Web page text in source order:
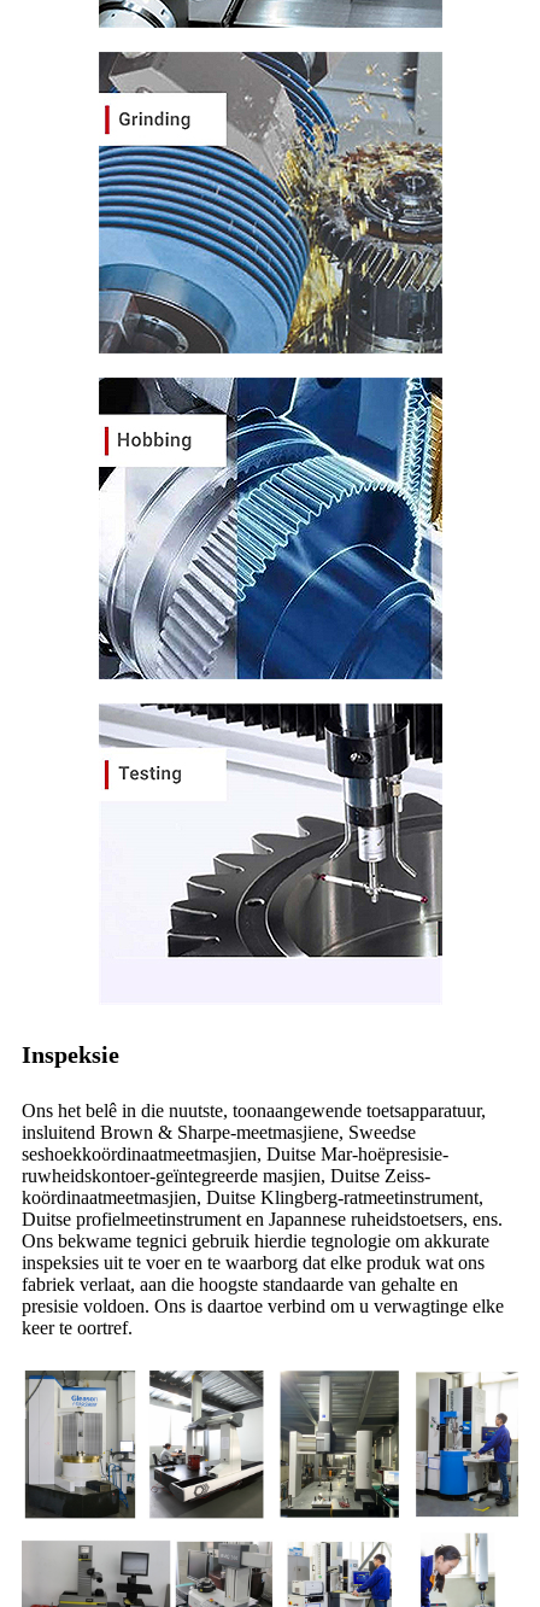
Inspeksie
Ons het belê in die nuutste, toonaangewende toetsapparatuur,
insluitend Brown & Sharpe-meetmasjiene, Sweedse
seshoekkoördinaatmeetmasjien, Duitse Mar-hoëpresisie-
ruwheidskontoer-geïntegreerde masjien, Duitse Zeiss-
koördinaatmeetmasjien, Duitse Klingberg-ratmeetinstrument,
Duitse profielmeetinstrument en Japannese ruheidstoetsers, ens.
Ons bekwame tegnici gebruik hierdie tegnologie om akkurate
inspeksies uit te voer en te waarborg dat elke produk wat ons
fabriek verlaat, aan die hoogste standaarde van gehalte en
presisie voldoen. Ons is daartoe verbind om u verwagtinge elke
keer te oortref.